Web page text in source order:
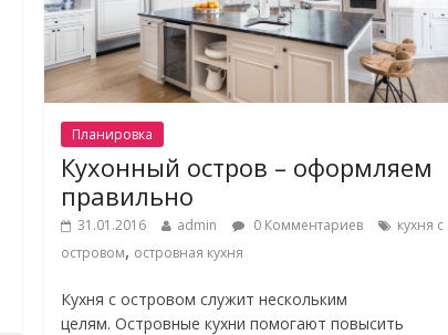
Планировка
Кухонный остров – оформляем
правильно
31.01.2016 admin 0 Комментариев
кухня с
островом, островная кухня
Кухня с островом служит нескольким
целям. Островные кухни помогают повысить